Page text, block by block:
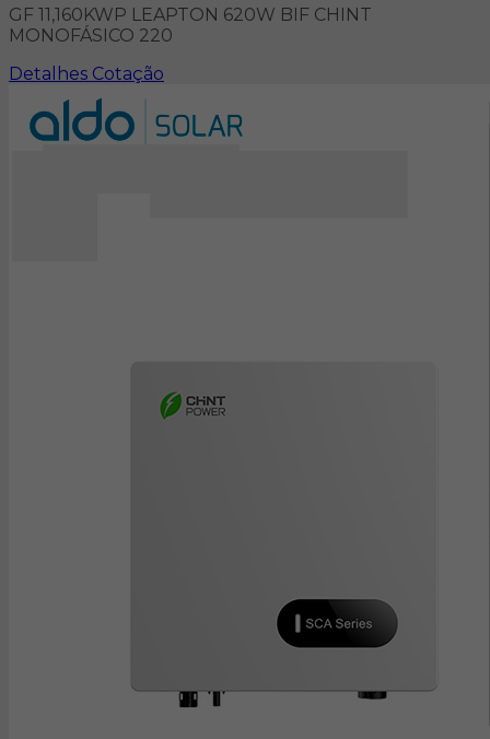
GF 11,160KWP LEAPTON 620W BIF CHINT
MONOFÁSICO 220
Detalhes Cotação